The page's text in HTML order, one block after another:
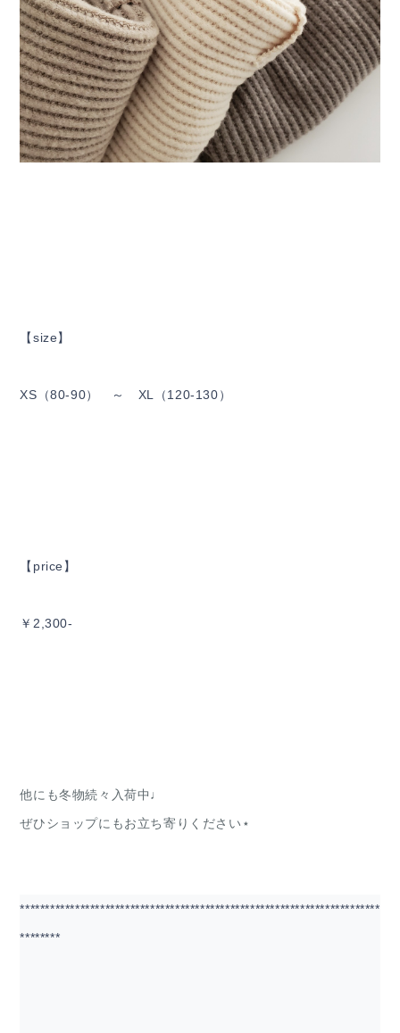
【size】
XS（80-90） ～ XL（120-130）
【price】
￥2,300-
他にも冬物続々入荷中♩
ぜひショップにもお立ち寄りください⋆
************************************************************************
********